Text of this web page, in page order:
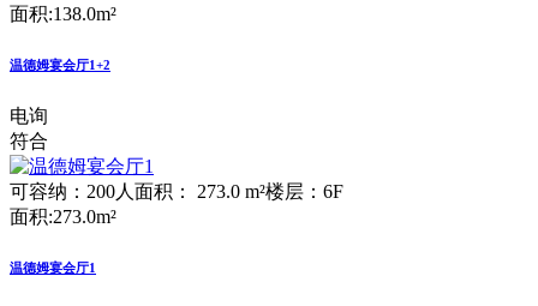
面积:138.0m²
温德姆宴会厅1+2
电询
符合
可容纳：200人 面积： 273.0 m²楼层：6F
面积:273.0m²
温德姆宴会厅1